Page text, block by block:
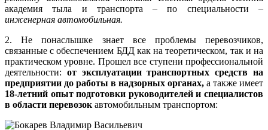
академия тыла и транспорта – по специальности –
инженерная автомобильная.
2. Не понаслышке знает все проблемы перевозчиков,
связанные с обеспечением БДД как на теоретическом, так и на
практическом уровне. Прошел все ступени профессиональной
деятельности: от эксплуатации транспортных средств на
предприятии до работы в надзорных органах, а также имеет
18-летний опыт подготовки руководителей и специалистов
в области перевозок автомобильным транспортом: